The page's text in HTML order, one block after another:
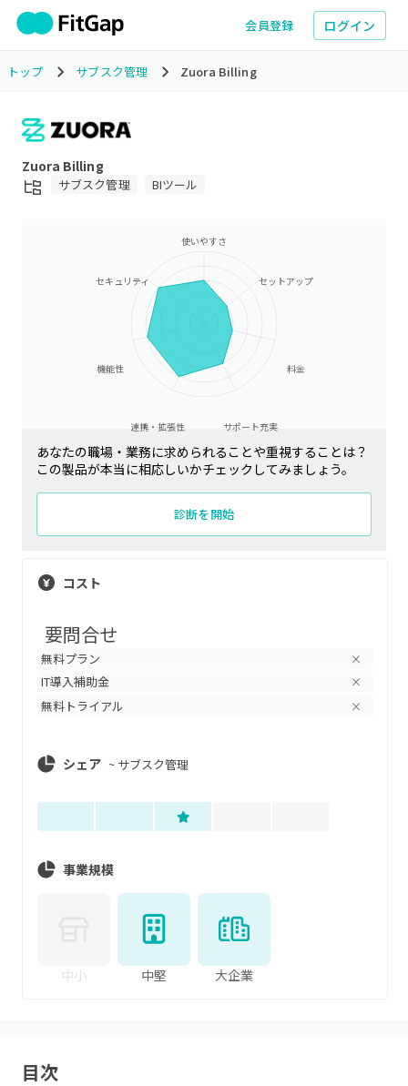
会員登録 ログイン
トップ サブスク管理 Zuora Billing
Zuora Billing
サブスク管理 BIツール
使いやすさ
セットアップ
料金
サポート充実
連携・拡張性
機能性
セキュリティ
あなたの職場・業務に求められることや重視することは？
この製品が本当に相応しいかチェックしてみましょう。
診断を開始
コスト
要問合せ
無料プラン ×
IT導入補助金 ×
無料トライアル ×
シェア ~ サブスク管理
事業規模
中小 中堅 大企業
目次